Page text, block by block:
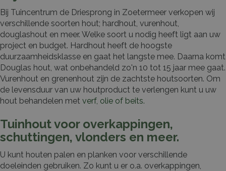
Bij Tuincentrum de Driesprong in Zoetermeer verkopen wij
verschillende soorten hout; hardhout, vurenhout,
douglashout en meer. Welke soort u nodig heeft ligt aan uw
project en budget. Hardhout heeft de hoogste
duurzaamheidsklasse en gaat het langste mee. Daarna komt
Douglas hout, wat onbehandeld zo'n 10 tot 15 jaar mee gaat.
Vurenhout en grenenhout zijn de zachtste houtsoorten. Om
de levensduur van uw houtproduct te verlengen kunt u uw
hout behandelen met verf, olie of beits.
Tuinhout voor overkappingen,
schuttingen, vlonders en meer.
U kunt houten palen en planken voor verschillende
doeleinden gebruiken. Zo kunt u er o.a. overkappingen,